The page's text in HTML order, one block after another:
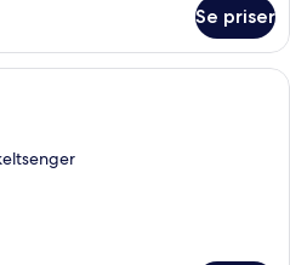
Se priser
Skrivebord, skrivebord for bærbar